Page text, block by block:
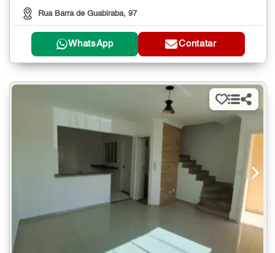
Rua Barra de Guabiraba, 97
WhatsApp Contatar